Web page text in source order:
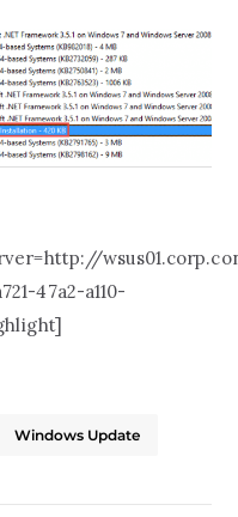
47a2-a110-
Windows Update